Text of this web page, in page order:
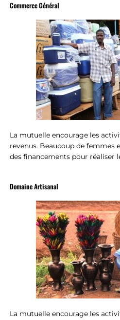
Commerce Général
La mutuelle encourage les
revenus. Beaucoup de femmes
des financements pour réaliser
Domaine Artisanal
La mutuelle encourage les